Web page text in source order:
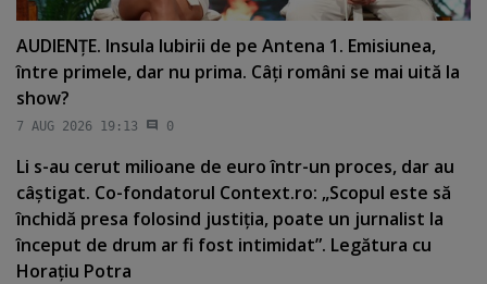
AUDIENŢE. Insula Iubirii de pe Antena 1. Emisiunea,
între primele, dar nu prima. Câţi români se mai uită la
show?
7 AUG 2026 19:13 0
Li s-au cerut milioane de euro într-un proces, dar au
câştigat. Co-fondatorul Context.ro: „Scopul este să
închidă presa folosind justiţia, poate un jurnalist la
început de drum ar fi fost intimidat”. Legătura cu
Horaţiu Potra